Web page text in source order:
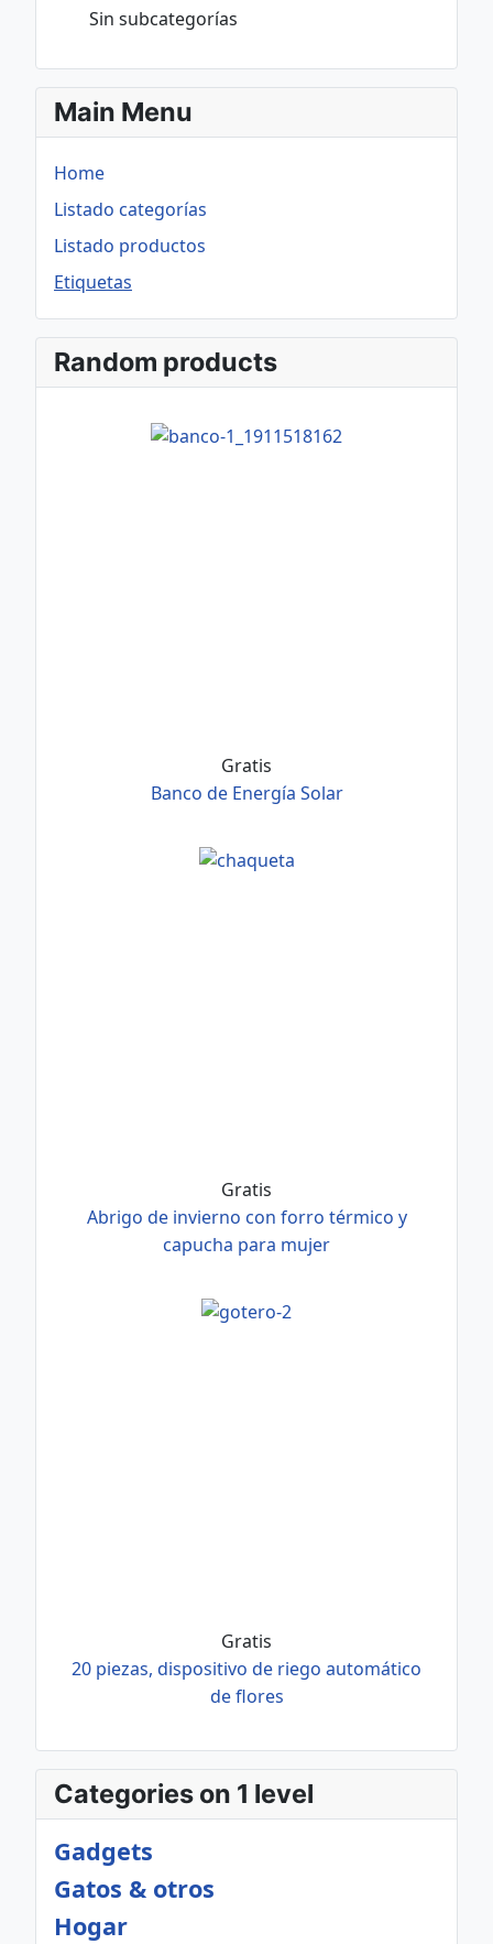
Sin subcategorías
Main Menu
Home
Listado categorías
Listado productos
Etiquetas
Random products
Gratis
Banco de Energía Solar
Gratis
Abrigo de invierno con forro térmico y
capucha para mujer
Gratis
20 piezas, dispositivo de riego automático
de flores
Categories on 1 level
Gadgets
Gatos & otros
Hogar